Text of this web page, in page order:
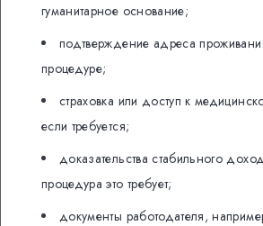
гуманитарное основание;
подтверждение адреса
процедуре;
страховка или доступ к
если требуется;
доказательства стабильного
процедура это требует;
документы работодателя,